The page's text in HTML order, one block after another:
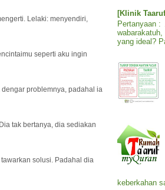
Lelaki: menyendiri,
seperti aku ingin
problemnya, padahal ia
tak bertanya, dia sediakan
solusi. Padahal dia
[Klinik
Pertanyaan :
yang ideal?
keberkahan